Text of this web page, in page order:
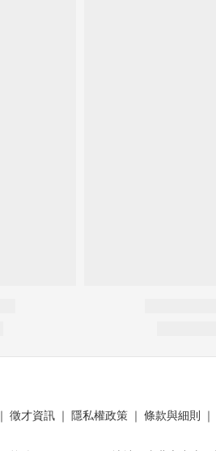
｜ 徵才資訊 ｜ 隱私權政策 ｜ 條款與細則 ｜